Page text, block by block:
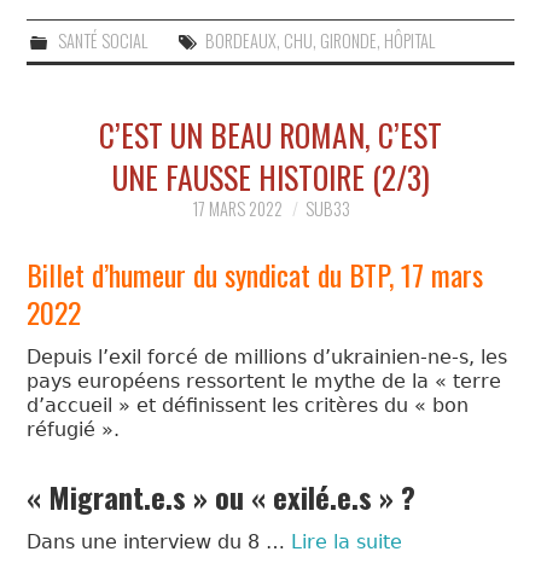
SANTÉ SOCIAL BORDEAUX, CHU, GIRONDE, HÔPITAL
C’EST UN BEAU ROMAN, C’EST
UNE FAUSSE HISTOIRE (2/3)
17 MARS 2022 SUB33
Billet d’humeur du syndicat du BTP, 17 mars
2022
Depuis l’exil forcé de millions d’ukrainien-ne-s, les
pays européens ressortent le mythe de la « terre
d’accueil » et définissent les critères du « bon
réfugié ».
« Migrant.e.s » ou « exilé.e.s » ?
Dans une interview du 8 … Lire la suite